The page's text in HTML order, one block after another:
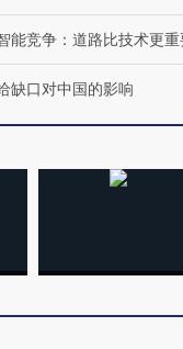
Z世代 用街头抗争将教
机
能竞争：道路比技术更重
缺口对中国的影响